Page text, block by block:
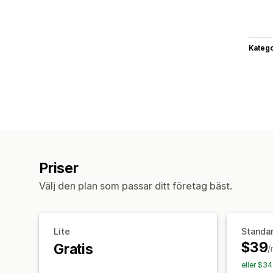
Priser
Välj den plan som passar ditt företag bäst.
Lite
Gratis $39/
eller